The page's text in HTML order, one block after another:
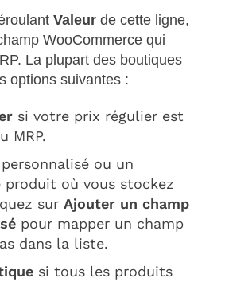
Valeur de cette ligne,
WooCommerce qui
La plupart des boutiques
options suivantes :
si votre prix régulier est
MRP.
ou un
où vous stockez
sur Ajouter un champ
pour mapper un champ
dans la liste.
si tous les produits